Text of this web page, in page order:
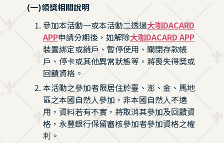
(一)領獎相關說明
參加本活動一或本活動二透過大咖DACARD
APP申請分期後，如解除大咖DACARD APP
裝置綁定或銷戶、暫停使用、關閉存款帳
戶、停卡或其他異常狀態等，將喪失得獎或
回饋資格。
本活動之參加者限居住於臺、澎、金、馬地
區之本國自然人參加，非本國自然人不適
用，資料若有不實，將取消其參加及回饋資
格，永豐銀行保留審核參加者參加資格之權
利。